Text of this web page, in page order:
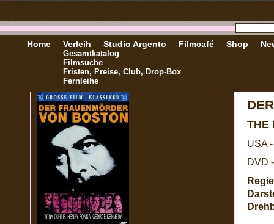
Home Verleih
Gesamtkatalog
Filmsuche
Fristen, Preise, Club, Drop-Box
Fernleihe
Studio Argento Filmcafé Shop
THE
USA
DVD